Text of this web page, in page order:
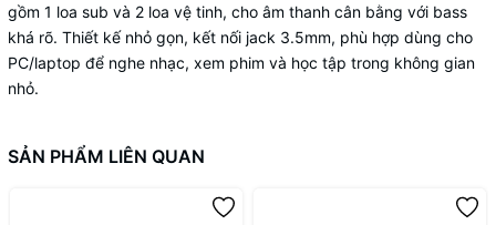
gồm 1 loa sub và 2 loa vệ tinh, cho âm thanh cân bằng với bass
khá rõ. Thiết kế nhỏ gọn, kết nối jack 3.5mm, phù hợp dùng cho
PC/laptop để nghe nhạc, xem phim và học tập trong không gian
nhỏ.
SẢN PHẨM LIÊN QUAN